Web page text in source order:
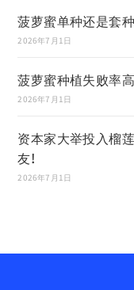
菠萝蜜单种还是套
2026年7月1日
菠萝蜜种植失败率
2026年7月1日
资本家大举投入榴
友!
2026年7月1日